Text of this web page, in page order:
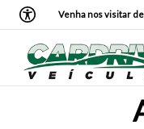
Venha nos visitar de